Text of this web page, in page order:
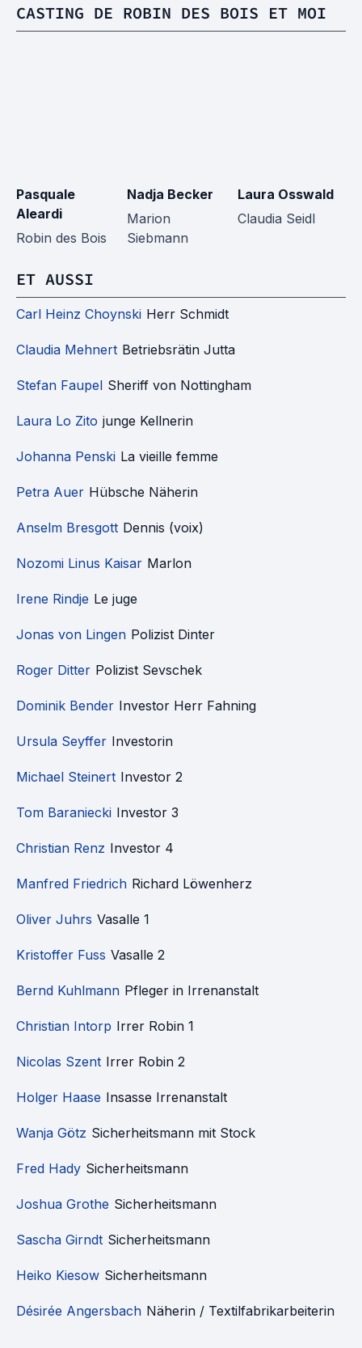
CASTING DE ROBIN DES BOIS ET MOI
Pasquale
Aleardi
Robin des Bois
Nadja Becker
Marion
Siebmann
Laura Osswald
Claudia Seidl
ET AUSSI
Carl Heinz Choynski Herr Schmidt
Claudia Mehnert Betriebsrätin Jutta
Stefan Faupel Sheriff von Nottingham
Laura Lo Zito junge Kellnerin
Johanna Penski La vieille femme
Petra Auer Hübsche Näherin
Anselm Bresgott Dennis (voix)
Nozomi Linus Kaisar Marlon
Irene Rindje Le juge
Jonas von Lingen Polizist Dinter
Roger Ditter Polizist Sevschek
Dominik Bender Investor Herr Fahning
Ursula Seyffer Investorin
Michael Steinert Investor 2
Tom Baraniecki Investor 3
Christian Renz Investor 4
Manfred Friedrich Richard Löwenherz
Oliver Juhrs Vasalle 1
Kristoffer Fuss Vasalle 2
Bernd Kuhlmann Pfleger in Irrenanstalt
Christian Intorp Irrer Robin 1
Nicolas Szent Irrer Robin 2
Holger Haase Insasse Irrenanstalt
Wanja Götz Sicherheitsmann mit Stock
Fred Hady Sicherheitsmann
Joshua Grothe Sicherheitsmann
Sascha Girndt Sicherheitsmann
Heiko Kiesow Sicherheitsmann
Désirée Angersbach Näherin / Textilfabrikarbeiterin